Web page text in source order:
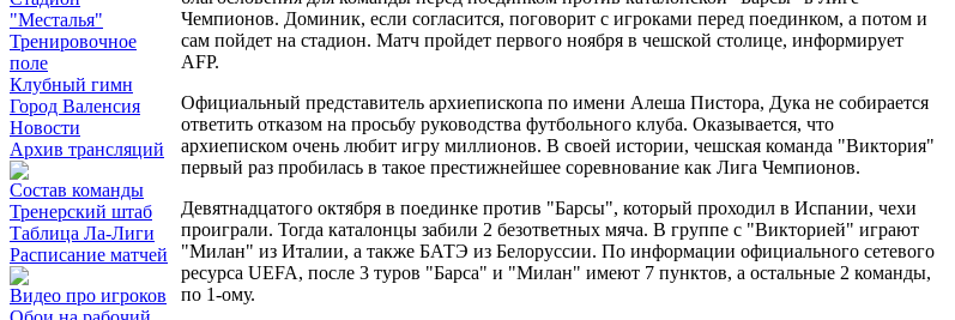
"Месталья"
Тренировочное
поле
Клубный гимн
Город Валенсия
Новости
Архив трансляций
Состав команды
Тренерский штаб
Таблица Ла-Лиги
Расписание матчей
Видео про игроков
Чемпионов. Доминик, если согласится, поговорит с игроками перед поединком, а потом и
сам пойдет на стадион. Матч пройдет первого ноября в чешской столице, информирует
AFP.
Официальный представитель архиепископа по имени Алеша Пистора, Дука не собирается
ответить отказом на просьбу руководства футбольного клуба. Оказывается, что
архиеписком очень любит игру миллионов. В своей истории, чешская команда "Виктория"
первый раз пробилась в такое престижнейшее соревнование как Лига Чемпионов.
Девятнадцатого октября в поединке против "Барсы", который проходил в Испании, чехи
проиграли. Тогда каталонцы забили 2 безответных мяча. В группе с "Викторией" играют
"Милан" из Италии, а также БАТЭ из Белоруссии. По информации официального сетевого
ресурса UEFA, после 3 туров "Барса" и "Милан" имеют 7 пунктов, а остальные 2 команды,
по 1-ому.